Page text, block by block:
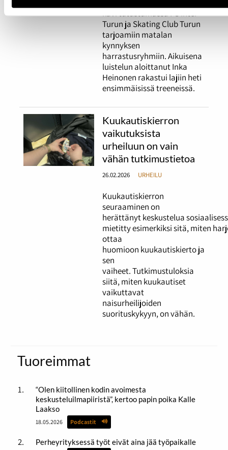
kävi tutustumassa FC Inter
Turun ja Skating Club Turun
tarjoamiin matalan
kynnyksen
harrastusryhmiin. Aikuisena
luistelun aloittanut Inka
Heinonen rakastui lajiin heti
ensimmäisissä treeneissä.
Kuukautiskierron
vaikutuksista
urheiluun on vain
vähän tutkimustietoa
26.02.2026 URHEILU
Kuukautiskierron
seuraaminen on
herättänyt keskustelua
mietitty esimerkiksi sitä, miten
ottaa
huomioon kuukautiskierto ja
sen
vaiheet. Tutkimustuloksia
siitä, miten kuukautiset
vaikuttavat
naisurheilijoiden
suorituskykyyn, on vähän.
Tuoreimmat
“Olen kiitollinen kodin avoimesta
keskusteluilmapiiristä”, kertoo papin poika Kalle
Laakso
18.05.2026 Podcastit
Perheyrityksessä työt eivät aina jää työpaikalle